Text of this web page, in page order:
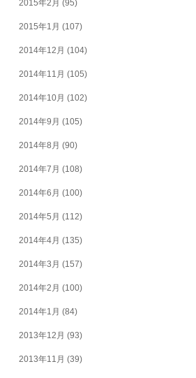
2015年2月 (95)
2015年1月 (107)
2014年12月 (104)
2014年11月 (105)
2014年10月 (102)
2014年9月 (105)
2014年8月 (90)
2014年7月 (108)
2014年6月 (100)
2014年5月 (112)
2014年4月 (135)
2014年3月 (157)
2014年2月 (100)
2014年1月 (84)
2013年12月 (93)
2013年11月 (39)